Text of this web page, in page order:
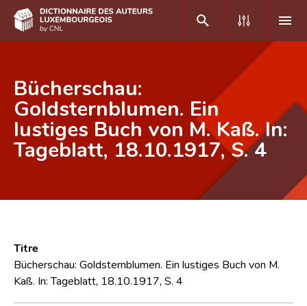
DE FR
Accueil
Auteur(e)s A-Z
Équipe scientifique
Bücherschau:
Goldsternblumen. Ein
lustiges Buch von M. Kaß. In:
Tageblatt, 18.10.1917, S. 4
Titre
Bücherschau: Goldsternblumen. Ein lustiges Buch von M.
Kaß. In: Tageblatt, 18.10.1917, S. 4